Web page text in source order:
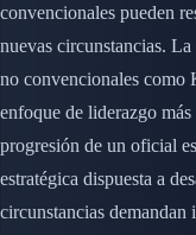
convencionales pueden
nuevas circunstancias.
no convencionales como
enfoque de liderazgo
progresión de un oficial
estratégica dispuesta a
circunstancias demandan